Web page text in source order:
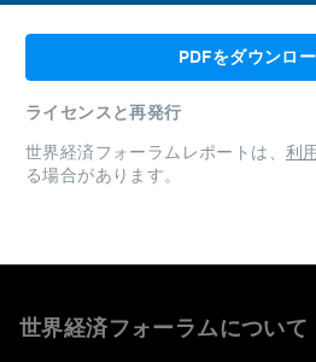
PDFをダウンロ
ライセンスと再発行
世界経済フォーラムレポートは、 利
る場合があります。
世界経済フォーラムについて